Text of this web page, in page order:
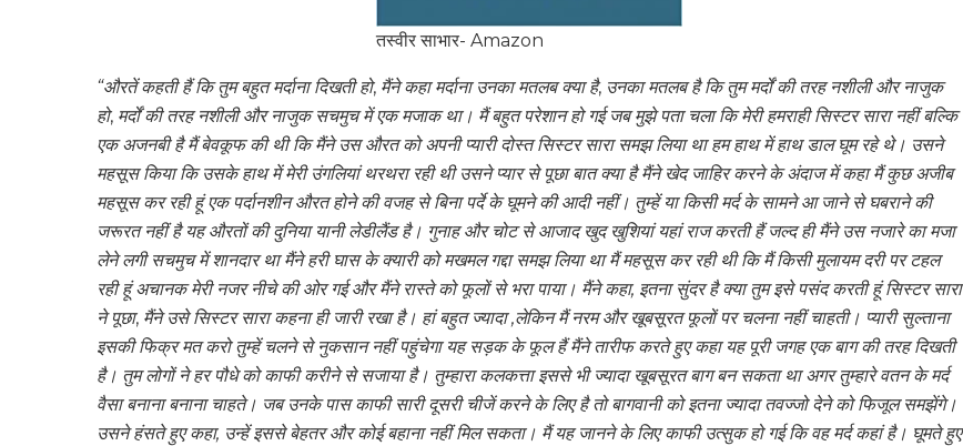
तस्वीर साभार- Amazon
“औरतें कहती हैं कि तुम बहुत मर्दाना दिखती हो, मैंने कहा मर्दाना उनका मतलब क्या है, उनका मतलब है कि तुम मर्दों की तरह नशीली और नाजुक
हो, मर्दों की तरह नशीली और नाजुक सचमुच में एक मजाक था। मैं बहुत परेशान हो गई जब मुझे पता चला कि मेरी हमराही सिस्टर सारा नहीं बल्कि
एक अजनबी है मैं बेवकूफ की थी कि मैंने उस औरत को अपनी प्यारी दोस्त सिस्टर सारा समझ लिया था हम हाथ में हाथ डाल घूम रहे थे। उसने
महसूस किया कि उसके हाथ में मेरी उंगलियां थरथरा रही थी उसने प्यार से पूछा बात क्या है मैंने खेद जाहिर करने के अंदाज में कहा मैं कुछ अजीब
महसूस कर रही हूं एक पर्दानशीन औरत होने की वजह से बिना पर्दे के घूमने की आदी नहीं। तुम्हें या किसी मर्द के सामने आ जाने से घबराने की
जरूरत नहीं है यह औरतों की दुनिया यानी लेडीलैंड है। गुनाह और चोट से आजाद खुद खुशियां यहां राज करती हैं जल्द ही मैंने उस नजारे का मजा
लेने लगी सचमुच में शानदार था मैंने हरी घास के क्यारी को मखमल गद्दा समझ लिया था मैं महसूस कर रही थी कि मैं किसी मुलायम दरी पर टहल
रही हूं अचानक मेरी नजर नीचे की ओर गई और मैंने रास्ते को फूलों से भरा पाया। मैंने कहा, इतना सुंदर है क्या तुम इसे पसंद करती हूं सिस्टर सारा
ने पूछा, मैंने उसे सिस्टर सारा कहना ही जारी रखा है। हां बहुत ज्यादा ,लेकिन मैं नरम और खूबसूरत फूलों पर चलना नहीं चाहती। प्यारी सुल्ताना
इसकी फिक्र मत करो तुम्हें चलने से नुकसान नहीं पहुंचेगा यह सड़क के फूल हैं मैंने तारीफ करते हुए कहा यह पूरी जगह एक बाग की तरह दिखती
है। तुम लोगों ने हर पौधे को काफी करीने से सजाया है। तुम्हारा कलकत्ता इससे भी ज्यादा खूबसूरत बाग बन सकता था अगर तुम्हारे वतन के मर्द
वैसा बनाना बनाना चाहते। जब उनके पास काफी सारी दूसरी चीजें करने के लिए है तो बागवानी को इतना ज्यादा तवज्जो देने को फिजूल समझेंगे।
उसने हंसते हुए कहा, उन्हें इससे बेहतर और कोई बहाना नहीं मिल सकता। मैं यह जानने के लिए काफी उत्सुक हो गई कि वह मर्द कहां है। घूमते हुए